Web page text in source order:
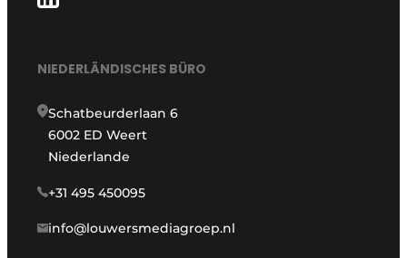
NIEDERLÄNDISCHES BÜRO
Schatbeurderlaan 6
6002 ED Weert
Niederlande
+31 495 450095
info@louwersmediagroep.nl